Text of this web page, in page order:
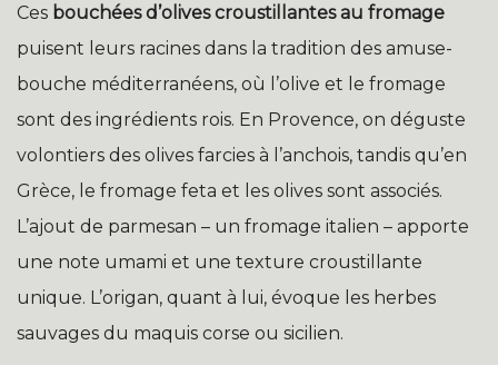
Ces bouchées d’olives croustillantes au fromage
puisent leurs racines dans la tradition des amuse-
bouche méditerranéens, où l’olive et le fromage
sont des ingrédients rois. En Provence, on déguste
volontiers des olives farcies à l’anchois, tandis qu’en
Grèce, le fromage feta et les olives sont associés.
L’ajout de parmesan – un fromage italien – apporte
une note umami et une texture croustillante
unique. L’origan, quant à lui, évoque les herbes
sauvages du maquis corse ou sicilien.